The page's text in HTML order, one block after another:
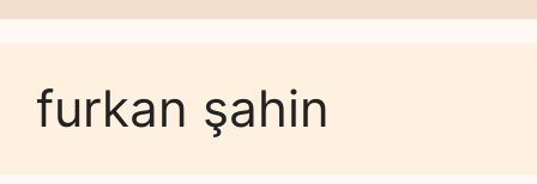
furkan şahin